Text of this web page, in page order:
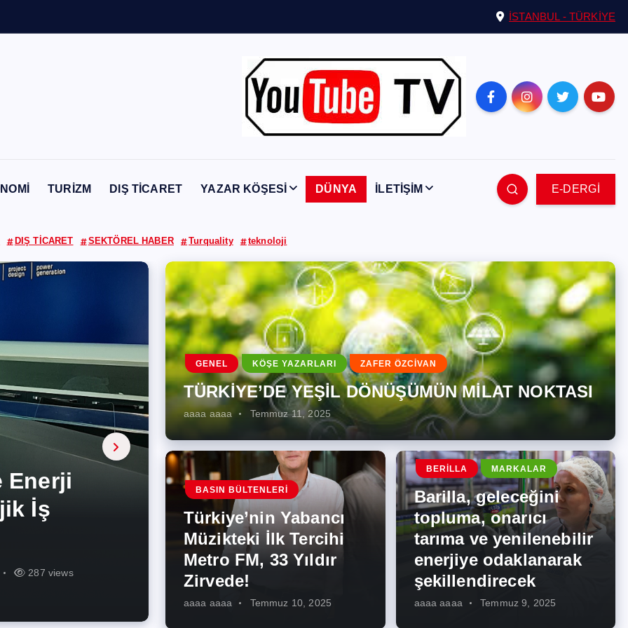
İSTANBUL - TÜRKİYE
TURİZM DIŞ TİCARET YAZAR KÖŞESİ DÜNYA İLETİŞİM E-DERGİ
DIŞ TİCARET SEKTÖREL HABER Turquality teknoloji
345 views
İlk
274 views
275 views
Enerji
İş
287 views
Kısa
227 views
Artması
262 views
GENEL KÖŞE YAZARLARI ZAFER ÖZCİVAN
TÜRKİYE’DE YEŞİL DÖNÜŞÜMÜN MİLAT NOKTASI
aaaa aaaa Temmuz 11, 2025
BASIN BÜLTENLERI
Türkiye’nin Yabancı
Müzikteki İlk Tercihi
Metro FM, 33 Yıldır
Zirvede!
aaaa aaaa Temmuz 10, 2025
BERILLA MARKALAR
Barilla, geleceğini
topluma, onarıcı
tarıma ve yenilenebilir
enerjiye odaklanarak
şekillendirecek
aaaa aaaa Temmuz 9, 2025